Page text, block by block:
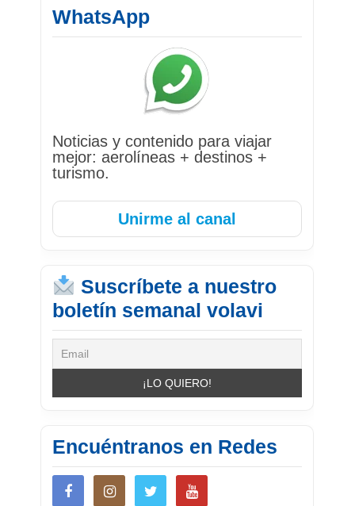
WhatsApp
Noticias y contenido para viajar
mejor: aerolíneas + destinos +
turismo.
Unirme al canal
Suscríbete a nuestro
boletín semanal volavi
Encuéntranos en Redes